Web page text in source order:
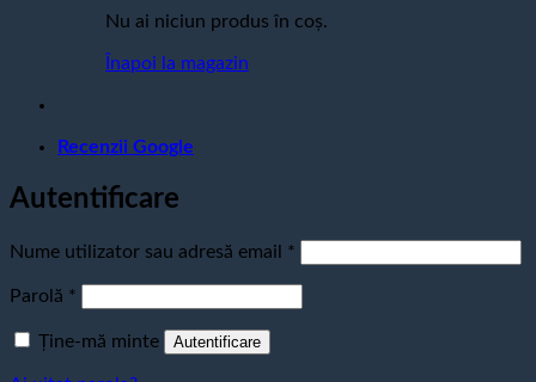
Nu ai niciun produs în coș.
Înapoi la magazin
Recenzii Google
Autentificare
Nume utilizator sau adresă email *
Parolă *
Ține-mă minte Autentificare